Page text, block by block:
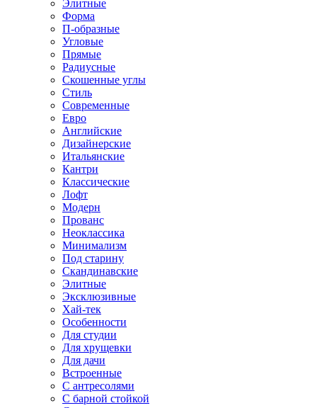
Элитные
Форма
П-образные
Угловые
Прямые
Радиусные
Скошенные углы
Стиль
Современные
Евро
Английские
Дизайнерские
Итальянские
Кантри
Классические
Лофт
Модерн
Прованс
Неоклассика
Минимализм
Под старину
Скандинавские
Элитные
Эксклюзивные
Хай-тек
Особенности
Для студии
Для хрущевки
Для дачи
Встроенные
С антресолями
С барной стойкой